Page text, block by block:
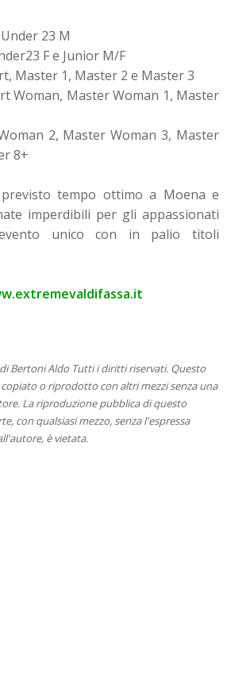
23 M
F e Junior M/F
Master 1, Master 2 e Master 3
Woman, Master Woman 1, Master
2, Master Woman 3, Master
8+
tempo ottimo a Moena e
imperdibili per gli appassionati
unico con in palio titoli
Bertoni Aldo Tutti i diritti riservati. Questo
o riprodotto con altri mezzi senza una
La riproduzione pubblica di questo
con qualsiasi mezzo, senza l'espressa
è vietata.